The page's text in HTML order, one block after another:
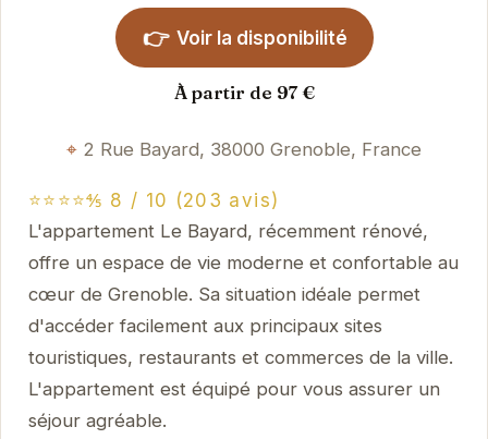
👉 Voir la disponibilité
À partir de 97 €
2 Rue Bayard, 38000 Grenoble, France
⭐⭐⭐⭐⅘ 8 / 10 (203 avis)
L'appartement Le Bayard, récemment rénové,
offre un espace de vie moderne et confortable au
cœur de Grenoble. Sa situation idéale permet
d'accéder facilement aux principaux sites
touristiques, restaurants et commerces de la ville.
L'appartement est équipé pour vous assurer un
séjour agréable.